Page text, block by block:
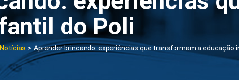
do Poli
Notícias > Aprender brincando: experiências que transformam a educação